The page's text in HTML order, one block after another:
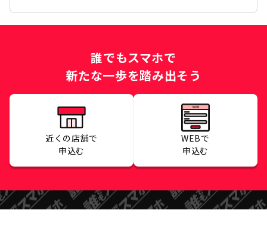
誰でもスマホで
新たな一歩を踏み出そう
近くの店舗で
申込む
WEBで
申込む